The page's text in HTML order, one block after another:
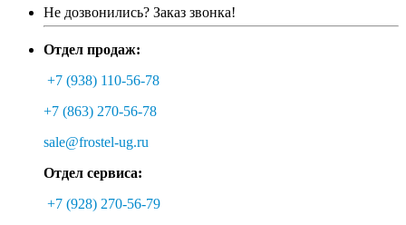
Не дозвонились? Заказ звонка!
Отдел продаж:
+7 (938) 110-56-78
+7 (863) 270-56-78
sale@frostel-ug.ru
Отдел сервиса:
+7 (928) 270-56-79